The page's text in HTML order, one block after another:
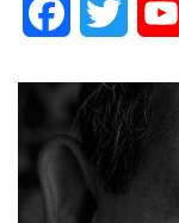
FacebookTwitter